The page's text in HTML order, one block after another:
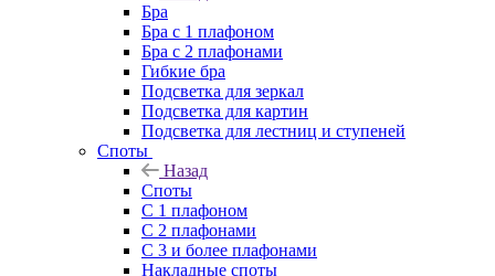
Бра
Бра с 1 плафоном
Бра с 2 плафонами
Гибкие бра
Подсветка для зеркал
Подсветка для картин
Подсветка для лестниц и ступеней
Споты
Назад
Споты
С 1 плафоном
С 2 плафонами
С 3 и более плафонами
Накладные споты